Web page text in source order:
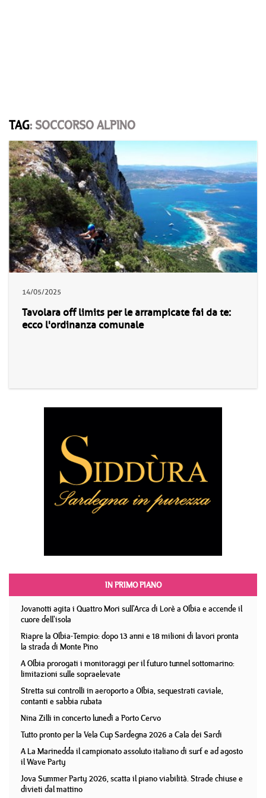
TAG: SOCCORSO ALPINO
14/05/2025
Tavolara off limits per le arrampicate fai da te:
ecco l'ordinanza comunale
IN PRIMO PIANO
Jovanotti agita i Quattro Mori sull'Arca di Lorè a Olbia e accende il
cuore dell'isola
Riapre la Olbia-Tempio: dopo 13 anni e 18 milioni di lavori pronta
la strada di Monte Pino
A Olbia prorogati i monitoraggi per il futuro tunnel sottomarino:
limitazioni sulle sopraelevate
Stretta sui controlli in aeroporto a Olbia, sequestrati caviale,
contanti e sabbia rubata
Nina Zilli in concerto lunedì a Porto Cervo
Tutto pronto per la Vela Cup Sardegna 2026 a Cala dei Sardi
A La Marinedda il campionato assoluto italiano di surf e ad agosto
il Wave Party
Jova Summer Party 2026, scatta il piano viabilità. Strade chiuse e
divieti dal mattino